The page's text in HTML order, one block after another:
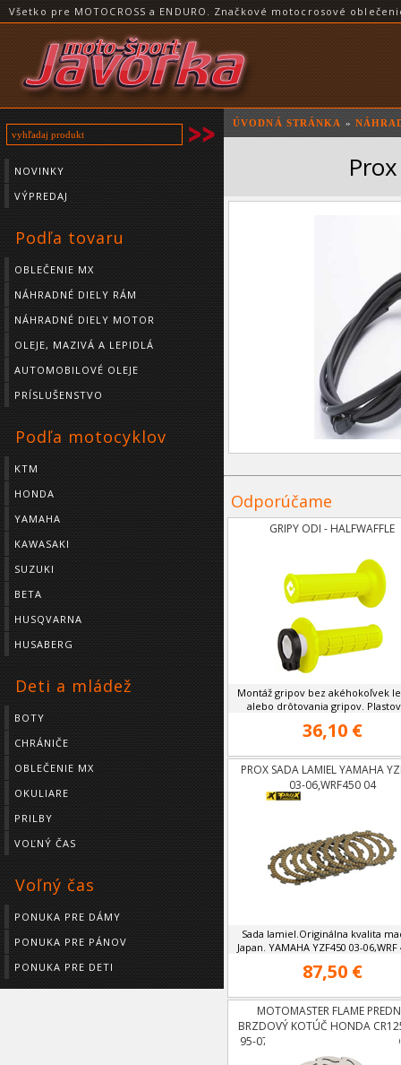
Všetko pre MOTOCROSS a ENDURO. Značkové motocrosové
NOVINKY
VÝPREDAJ
Podľa tovaru
OBLEČENIE MX
NÁHRADNÉ DIELY RÁM
NÁHRADNÉ DIELY MOTOR
OLEJE, MAZIVÁ A LEPIDLÁ
AUTOMOBILOVÉ OLEJE
PRÍSLUŠENSTVO
Podľa motocyklov
KTM
HONDA
YAMAHA
KAWASAKI
SUZUKI
BETA
HUSQVARNA
HUSABERG
Deti a mládež
BOTY
CHRÁNIČE
OBLEČENIE MX
OKULIARE
PRILBY
VOĽNÝ ČAS
Voľný čas
PONUKA PRE DÁMY
PONUKA PRE PÁNOV
PONUKA PRE DETI
ÚVODNÁ STRÁNKA »
Odporúčame
GRIPY ODI - HALFWAFFLE
Montáž gripov bez akéhokoľvek
alebo drôtovania gripov.
36,10 €
PROX SADA LAMIEL YAMAHA
03-06,WRF450 04
Sada lamiel.Originálna kvalita
Japan. YAMAHA YZF450 03-06,WRF
87,50 €
MOTOMASTER FLAME
BRZDOVÝ KOTÚČ HONDA
95-07,CRF 250 OD 04,CRF 450